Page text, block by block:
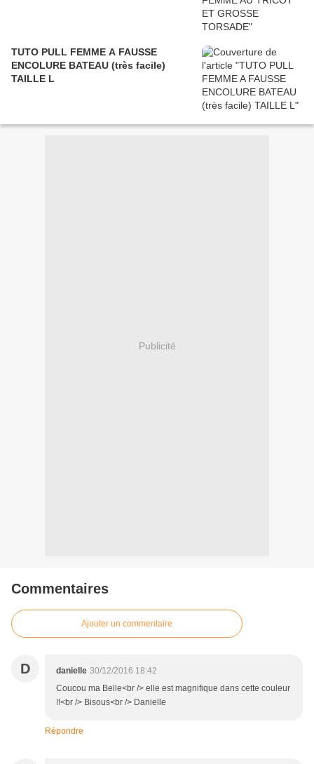
TUTO PULL FEMME A FAUSSE
ENCOLURE BATEAU (très facile)
TAILLE L
Publicité
Commentaires
Ajouter un commentaire
D danielle 30/12/2016 18:42
Coucou ma Belle<br /> elle est magnifique dans cette couleur
!!<br /> Bisous<br /> Danielle
Répondre